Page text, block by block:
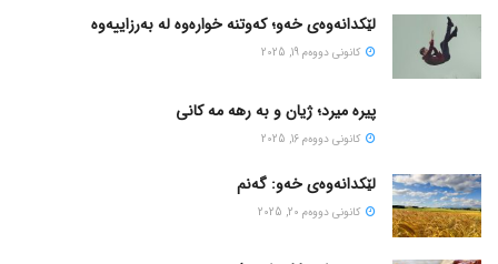
لێکدانەوەی خەو؛ کەوتنە خوارەوە لە بەرزاییەوە
كانونی دووه‌م 19, 2025
پیره میرد؛ ژیان و به رهه مه کانی
كانونی دووه‌م 16, 2025
لێکدانەوەی خەو: گەنم
كانونی دووه‌م 20, 2025